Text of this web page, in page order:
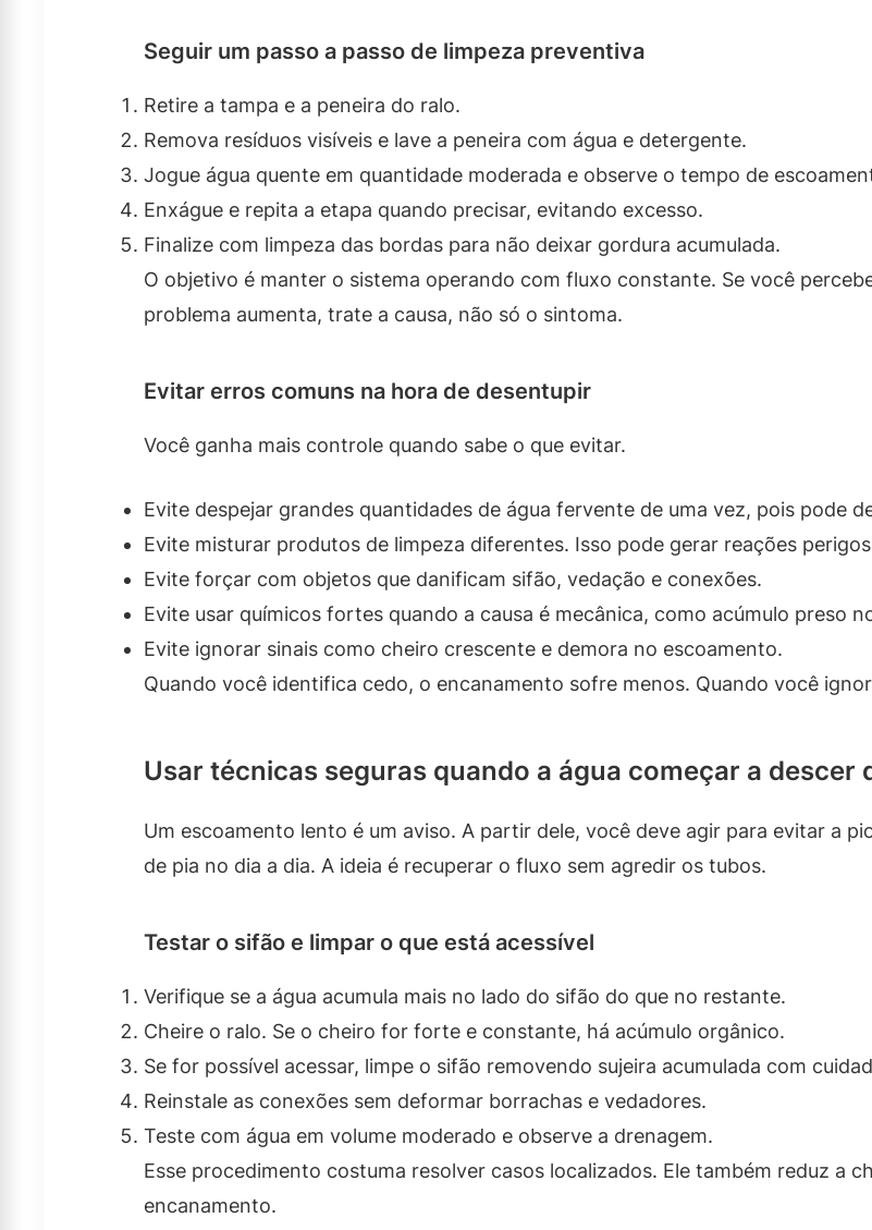
Seguir um passo a passo de limpeza preventiva
Retire a tampa e a peneira do ralo.
Remova resíduos visíveis e lave a peneira com água e detergente.
Jogue água quente em quantidade moderada e observe o tempo de
Enxágue e repita a etapa quando precisar, evitando excesso.
Finalize com limpeza das bordas para não deixar gordura acumulada.
O objetivo é manter o sistema operando com fluxo constante. Se você
problema aumenta, trate a causa, não só o sintoma.
Evitar erros comuns na hora de desentupir
Você ganha mais controle quando sabe o que evitar.
Evite despejar grandes quantidades de água fervente de uma vez, pois pode
Evite misturar produtos de limpeza diferentes. Isso pode gerar reações
Evite forçar com objetos que danificam sifão, vedação e conexões.
Evite usar químicos fortes quando a causa é mecânica, como acúmulo preso
Evite ignorar sinais como cheiro crescente e demora no escoamento.
Quando você identifica cedo, o encanamento sofre menos. Quando você
Usar técnicas seguras quando a água começar a descer
Um escoamento lento é um aviso. A partir dele, você deve agir para evitar a
de pia no dia a dia. A ideia é recuperar o fluxo sem agredir os tubos.
Testar o sifão e limpar o que está acessível
Verifique se a água acumula mais no lado do sifão do que no restante.
Cheire o ralo. Se o cheiro for forte e constante, há acúmulo orgânico.
Se for possível acessar, limpe o sifão removendo sujeira acumulada com
Reinstale as conexões sem deformar borrachas e vedadores.
Teste com água em volume moderado e observe a drenagem.
Esse procedimento costuma resolver casos localizados. Ele também reduz a
encanamento.